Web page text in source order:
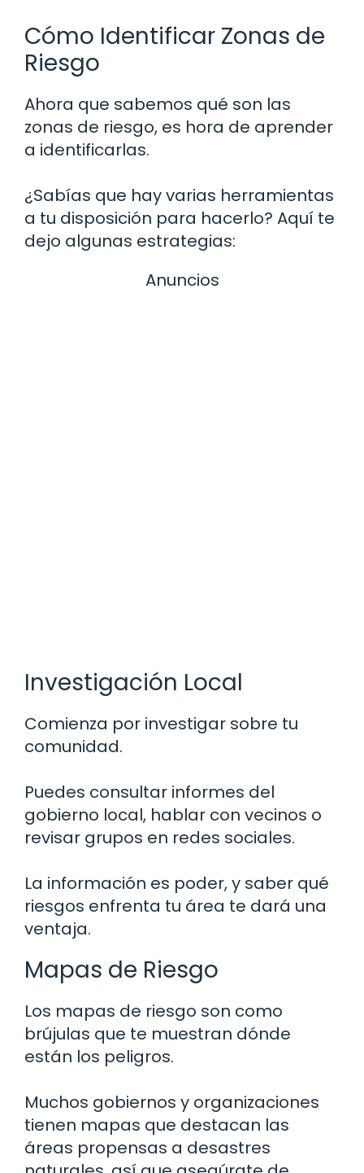
Cómo Identificar Zonas de
Riesgo
Ahora que sabemos qué son las
zonas de riesgo, es hora de aprender
a identificarlas.
¿Sabías que hay varias herramientas
a tu disposición para hacerlo? Aquí te
dejo algunas estrategias:
Anuncios
Investigación Local
Comienza por investigar sobre tu
comunidad.
Puedes consultar informes del
gobierno local, hablar con vecinos o
revisar grupos en redes sociales.
La información es poder, y saber qué
riesgos enfrenta tu área te dará una
ventaja.
Mapas de Riesgo
Los mapas de riesgo son como
brújulas que te muestran dónde
están los peligros.
Muchos gobiernos y organizaciones
tienen mapas que destacan las
áreas propensas a desastres